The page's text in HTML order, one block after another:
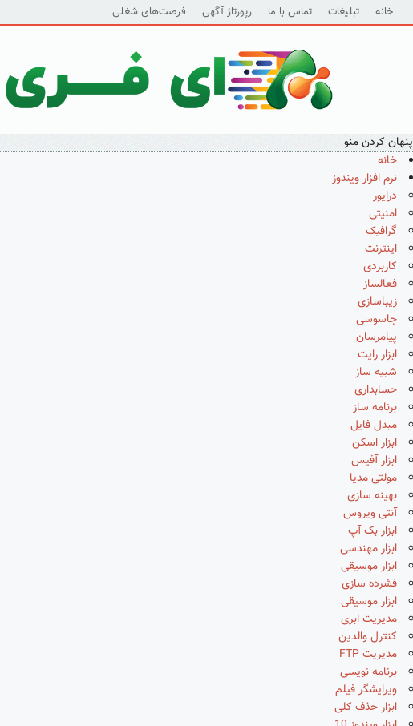
خانه تبلیغات تماس با ما رپورتاژ آگهی فرصت‌های شغلی
پنهان کردن منو
خانه
نرم افزار ویندوز
درایور
امنیتی
گرافیک
اینترنت
کاربردی
فعالساز
زیباسازی
جاسوسی
پیامرسان
ابزار رایت
شبیه ساز
حسابداری
برنامه ساز
مبدل فایل
ابزار اسکن
ابزار آفیس
مولتی مدیا
بهینه سازی
آنتی ویروس
ابزار بک آپ
ابزار مهندسی
ابزار موسیقی
فشرده سازی
ابزار موسیقی
مدیریت ابری
کنترل والدین
مدیریت FTP
برنامه نویسی
ویرایشگر فیلم
ابزار حذف کلی